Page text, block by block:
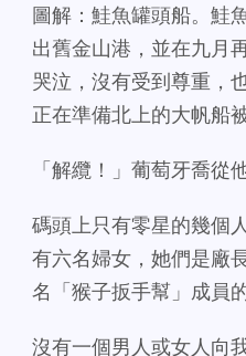
圖解：鮭魚罐頭船。鮭
出舊金山港，並在九月
哭泣，沒有受到尊重，
正在準備北上的大帆船
「解纜！」葡萄牙喬從
碼頭上只有零星的幾個
有六名婦女，她們是廠
名「猴子扳手幫」成員的
沒有一個男人或女人向